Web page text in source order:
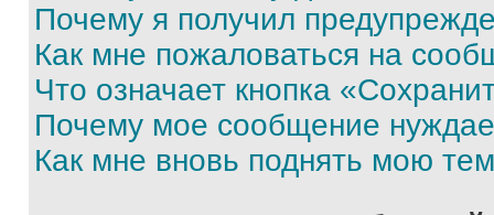
Почему я получил
Как мне пожаловаться на
Что означает кнопка
Почему мое сообщение
Как мне вновь поднять мою